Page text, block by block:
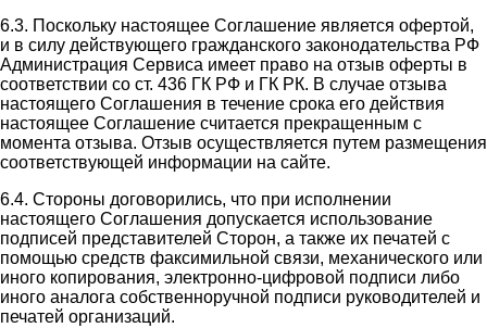
6.3. Поскольку настоящее Соглашение является офертой,
и в силу действующего гражданского законодательства РФ
Администрация Сервиса имеет право на отзыв оферты в
соответствии со ст. 436 ГК РФ и ГК РК. В случае отзыва
настоящего Соглашения в течение срока его действия
настоящее Соглашение считается прекращенным с
момента отзыва. Отзыв осуществляется путем размещения
соответствующей информации на сайте.
6.4. Стороны договорились, что при исполнении
настоящего Соглашения допускается использование
подписей представителей Сторон, а также их печатей с
помощью средств факсимильной связи, механического или
иного копирования, электронно-цифровой подписи либо
иного аналога собственноручной подписи руководителей и
печатей организаций.